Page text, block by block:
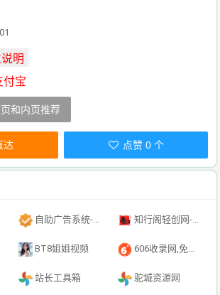
付宝
和内页推荐
达 点赞 0 个
自助广告系统-自助广告源码-自助投放广告插件 知行阁轻创网-分享网络赚钱项目-全网首发副业项目实操平台-副业创业项目网
BT8姐姐视频 606收录网,免费自动秒收录网址,提供自动收录,网站导航大全源码,自动链,友情链接交换。
站长工具箱 驼城资源网